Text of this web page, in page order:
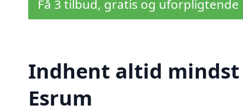
Få 3 tilbud, gratis og uforpligtende
Indhent altid
Esrum